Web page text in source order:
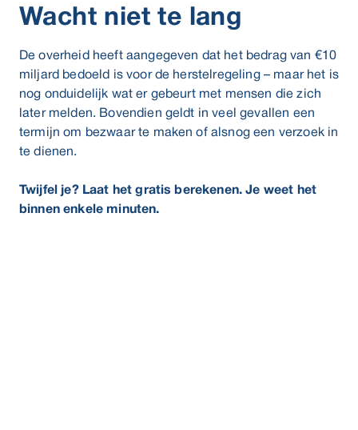
Wacht niet te lang
De overheid heeft aangegeven dat het bedrag van €10
miljard bedoeld is voor de herstelregeling – maar het is
nog onduidelijk wat er gebeurt met mensen die zich
later melden. Bovendien geldt in veel gevallen een
termijn om bezwaar te maken of alsnog een verzoek in
te dienen.
Twijfel je? Laat het gratis berekenen. Je weet het
binnen enkele minuten.